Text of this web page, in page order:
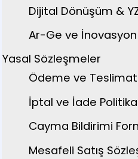
Dijital Dönüşüm &
Ar-Ge ve İnovasyon
Yasal Sözleşmeler
Ödeme ve Teslimat
İptal ve İade
Cayma Bildirimi
Mesafeli Satış